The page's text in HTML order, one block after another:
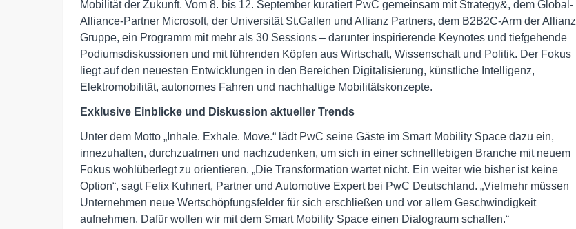
Mobilität der Zukunft. Vom 8. bis 12. September kuratiert PwC gemeinsam mit Strategy&, dem Global-
Alliance-Partner Microsoft, der Universität St.Gallen und Allianz Partners, dem B2B2C-Arm der Allianz
Gruppe, ein Programm mit mehr als 30 Sessions – darunter inspirierende Keynotes und tiefgehende
Podiumsdiskussionen und mit führenden Köpfen aus Wirtschaft, Wissenschaft und Politik. Der Fokus
liegt auf den neuesten Entwicklungen in den Bereichen Digitalisierung, künstliche Intelligenz,
Elektromobilität, autonomes Fahren und nachhaltige Mobilitätskonzepte.
Exklusive Einblicke und Diskussion aktueller Trends
Unter dem Motto „Inhale. Exhale. Move.“ lädt PwC seine Gäste im Smart Mobility Space dazu ein,
innezuhalten, durchzuatmen und nachzudenken, um sich in einer schnelllebigen Branche mit neuem
Fokus wohlüberlegt zu orientieren. „Die Transformation wartet nicht. Ein weiter wie bisher ist keine
Option“, sagt Felix Kuhnert, Partner und Automotive Expert bei PwC Deutschland. „Vielmehr müssen
Unternehmen neue Wertschöpfungsfelder für sich erschließen und vor allem Geschwindigkeit
aufnehmen. Dafür wollen wir mit dem Smart Mobility Space einen Dialograum schaffen.“